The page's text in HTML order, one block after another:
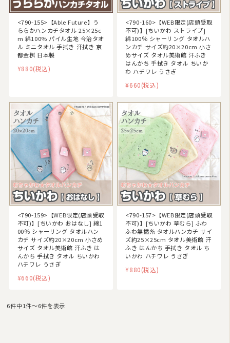
<790-155>【Able Future】う
ららかハンカチタオル 25×25c
m 綿100% パイル生地 今治タオ
ル ミニタオル 手拭き 汗拭き 京
都金桝 日本製
¥880(税込)
<790-160>【WEB限定(店頭受取
不可)】[ちいかわ ストライプ]
綿100％ シャーリング タオルハ
ンカチ サイズ約20×20cm 小さ
めサイズ タオル美術館 汗ふき
はんかち 手拭き タオル ちいか
わ ハチワレ うさぎ
¥660(税込)
<790-159>【WEB限定(店頭受取
不可)】[ちいかわ おはなし] 綿1
00％ シャーリング タオルハン
カチ サイズ約20×20cm 小さめ
サイズ タオル美術館 汗ふき は
んかち 手拭き タオル ちいかわ
ハチワレ うさぎ
¥660(税込)
<790-157>【WEB限定(店頭受取
不可)】[ちいかわ 草むら] ふわ
ふわ無撚糸 タオルハンカチ サイ
ズ約25×25cm タオル美術館 汗
ふき はんかち 手拭き タオル ち
いかわ ハチワレ うさぎ
¥880(税込)
6件中1件〜6件を表示